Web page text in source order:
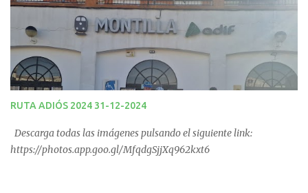
RUTA ADIÓS 2024 31-12-2024
Descarga todas las imágenes pulsando el siguiente link:
https://photos.app.goo.gl/MfqdgSjjXq962kxt6